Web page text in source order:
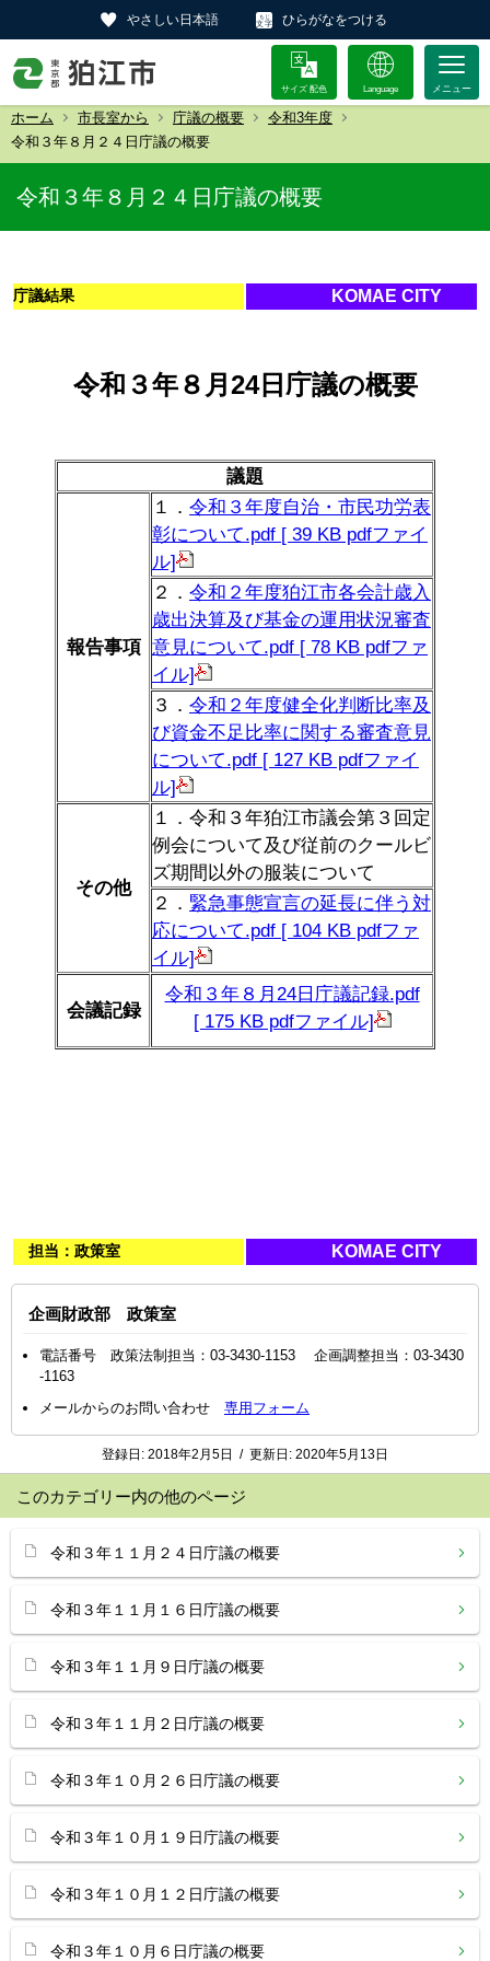
やさしい日本語 ひらがなをつける
サイズ 配色 Language
ホーム 市長室から 庁議の概要
令和3年度
令和３年８月２４日庁議の概要
令和３年８月２４日庁議の概要
庁議結果 KOMAE CITY
令和３年８月24日庁議の概要
議題
報告事項
１． 令和３年度自治・市民功労表
彰について.pdf [ 39 KB pdfファイ
ル]
２． 令和２年度狛江市各会計歳入
歳出決算及び基金の運用状況審査
意見について.pdf [ 78 KB pdfファ
イル]
３． 令和２年度健全化判断比率及
び資金不足比率に関する審査意見
について.pdf [ 127 KB pdfファイ
ル]
その他
１．令和３年狛江市議会第３回定
例会について及び従前のクールビ
ズ期間以外の服装について
２． 緊急事態宣言の延長に伴う対
応について.pdf [ 104 KB pdfファ
イル]
会議記録
令和３年８月24日庁議記録.pdf
[ 175 KB pdfファイル]
担当：政策室 KOMAE CITY
企画財政部 政策室
電話番号 政策法制担当：03-3430-1153 企画調整担当：03-3430
-1163
メールからのお問い合わせ 専用フォーム
登録日: 2018年2月5日 / 更新日: 2020年5月13日
このカテゴリー内の他のページ
令和３年１１月２４日庁議の概要
令和３年１１月１６日庁議の概要
令和３年１１月９日庁議の概要
令和３年１１月２日庁議の概要
令和３年１０月２６日庁議の概要
令和３年１０月１９日庁議の概要
令和３年１０月１２日庁議の概要
令和３年１０月６日庁議の概要